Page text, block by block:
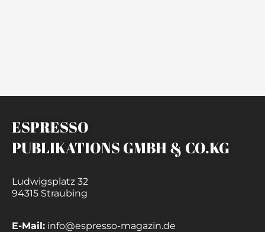
ESPRESSO
PUBLIKATIONS GMBH & CO.KG
Ludwigsplatz 32
94315 Straubing
E-Mail: info@espresso-magazin.de